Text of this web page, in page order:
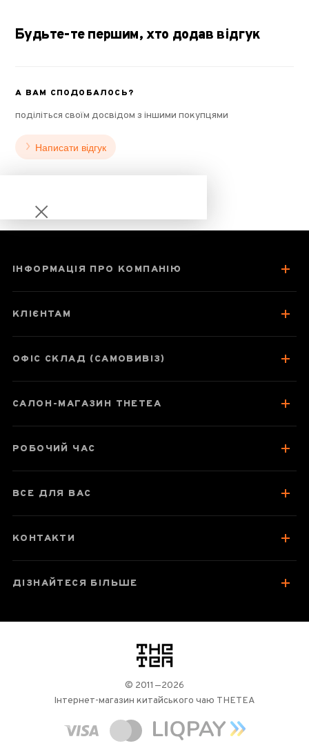
Будьте-те першим, хто додав відгук
А ВАМ СПОДОБАЛОСЬ?
поділіться своїм досвідом з іншими покупцями
Написати відгук
Чайна дошка
ІНФОРМАЦІЯ ПРО КОМПАНІЮ
КЛІЄНТАМ
ОФІС СКЛАД (САМОВИВІЗ)
САЛОН-МАГАЗИН THETEA
РОБОЧИЙ ЧАС
ВСЕ ДЛЯ ВАС
КОНТАКТИ
ДІЗНАЙТЕСЯ БІЛЬШЕ
логотип
© 2011—2026
Інтернет-магазин китайського чаю THETEA